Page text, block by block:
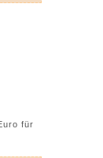
für